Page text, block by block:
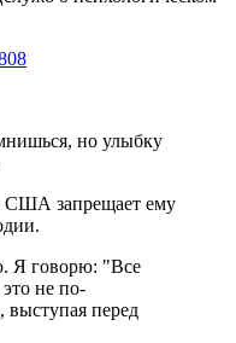
но улыбку
США запрещает ему
Я говорю: "Все
не по-
выступая перед